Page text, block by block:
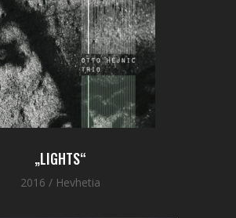
„LIGHTS“
2016 / Hevhetia